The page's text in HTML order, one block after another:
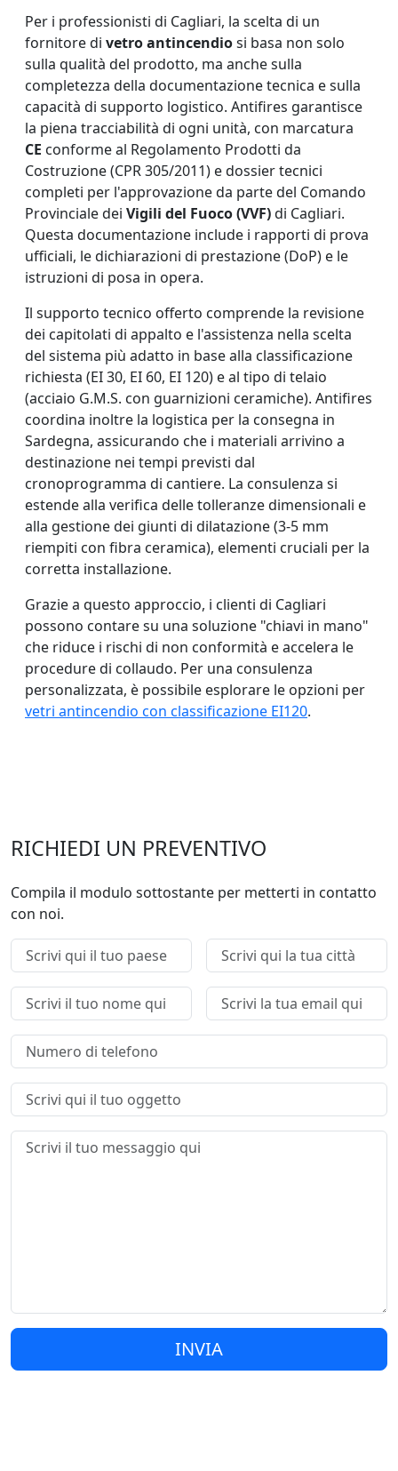
Per i professionisti di Cagliari, la scelta di un
fornitore di vetro antincendiosi basa non solo
sulla qualità del prodotto, ma anche sulla
completezza della documentazione tecnica e sulla
capacità di supporto logistico. Antifires garantisce
la piena tracciabilità di ogni unità, con marcatura
CE conforme al Regolamento Prodotti da
Costruzione (CPR 305/2011) e dossier tecnici
completi per l'approvazione da parte del Comando
Provinciale dei Vigili del Fuoco (VVF)di Cagliari.
Questa documentazione include i rapporti di prova
ufficiali, le dichiarazioni di prestazione (DoP) e le
istruzioni di posa in opera.
Il supporto tecnico offerto comprende la revisione
dei capitolati di appalto e l'assistenza nella scelta
del sistema più adatto in base alla classificazione
richiesta (EI 30, EI 60, EI 120) e al tipo di telaio
(acciaio G.M.S. con guarnizioni ceramiche). Antifires
coordina inoltre la logistica per la consegna in
Sardegna, assicurando che i materiali arrivino a
destinazione nei tempi previsti dal
cronoprogramma di cantiere. La consulenza si
estende alla verifica delle tolleranze dimensionali e
alla gestione dei giunti di dilatazione (3-5 mm
riempiti con fibra ceramica), elementi cruciali per la
corretta installazione.
Grazie a questo approccio, i clienti di Cagliari
possono contare su una soluzione "chiavi in mano"
che riduce i rischi di non conformità e accelera le
procedure di collaudo. Per una consulenza
personalizzata, è possibile esplorare le opzioni per
vetri antincendio con classificazione EI120.
RICHIEDI UN PREVENTIVO
Compila il modulo sottostante per metterti in contatto
con noi.
INVIA